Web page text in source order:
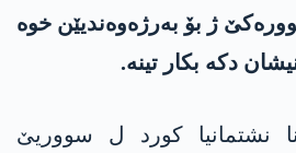
ژ بۆ بەرژەوەندیێن خوە
دکە بکار تینە.
نشتمانیا کورد ل سووریێ